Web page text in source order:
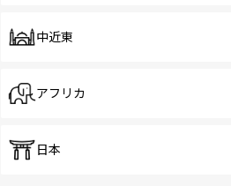
中近東
アフリカ
日本